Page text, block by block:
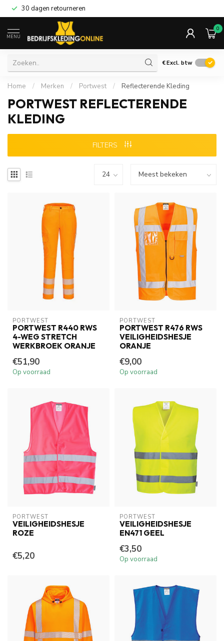
30 dagen retourneren
MENU
0
€Excl. btw
Home / Merken / Portwest / Reflecterende Kleding
PORTWEST REFLECTERENDE
KLEDING
FILTERS
PORTWEST
PORTWEST R440 RWS
4-WEG STRETCH
WERKBROEK ORANJE
€51,90
Op voorraad
PORTWEST
PORTWEST R476 RWS
VEILIGHEIDSHESJE
ORANJE
€9,00
Op voorraad
PORTWEST
VEILIGHEIDSHESJE
ROZE
€5,20
PORTWEST
VEILIGHEIDSHESJE
EN471 GEEL
€3,50
Op voorraad